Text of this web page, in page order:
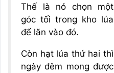
Thế là nó chọn một
góc tối trong kho lúa
để lăn vào đó.
Còn hạt lúa thứ hai thì
ngày đêm mong được